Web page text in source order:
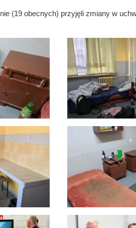
(19 obecnych) przyjęli zmiany w